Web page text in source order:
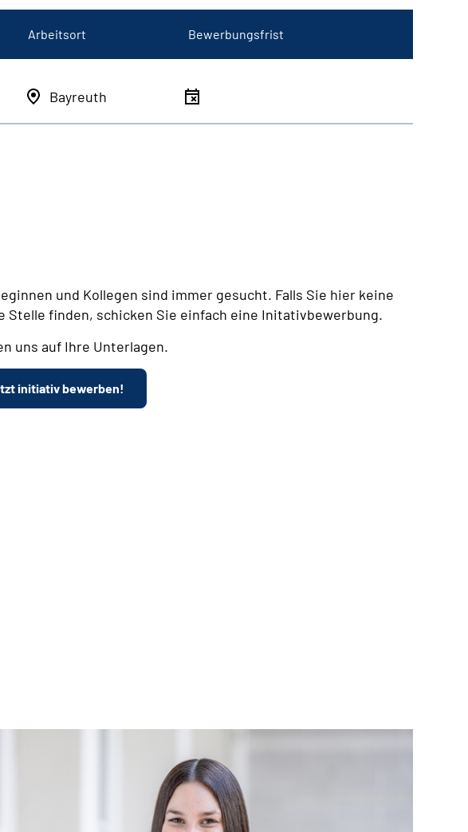
Arbeitsort Bewerbungsfrist
Bayreuth
und Kollegen sind immer gesucht. Falls Sie hier keine
Stelle finden, schicken Sie einfach eine Initativbewerbung.
uns auf Ihre Unterlagen.
initiativ bewerben!